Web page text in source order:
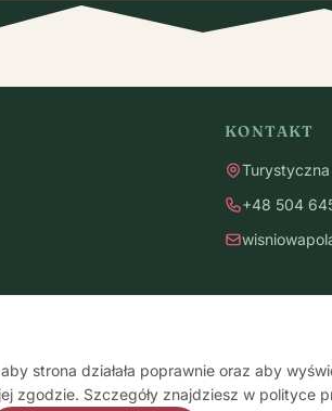
KONTAKT
Turystyczna
+48 504
strona działała poprawnie oraz aby
zgodzie. Szczegóły znajdziesz w polityce